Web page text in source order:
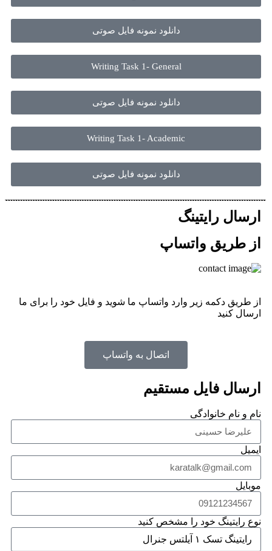
دانلود نمونه فایل صوتی
Writing Task 1- General
دانلود نمونه فایل صوتی
Writing Task 1- Academic
دانلود نمونه فایل صوتی
ارسال رایتینگ
از طریق واتساپ
از طریق دکمه زیر وارد واتساپ ما شوید و فایل خود را برای ما
ارسال کنید
اتصال به واتساپ
ارسال فایل مستقیم
نام و نام خانوادگی
ایمیل
موبایل
نوع رایتینگ خود را مشخص کنید